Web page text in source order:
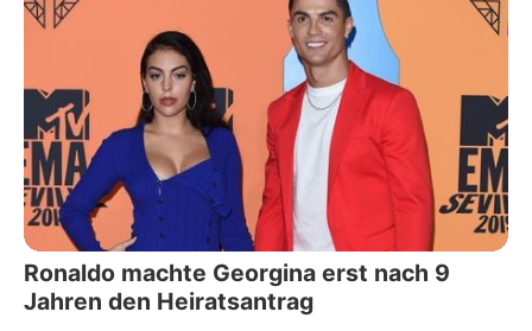
Ronaldo machte Georgina erst nach 9
Jahren den Heiratsantrag